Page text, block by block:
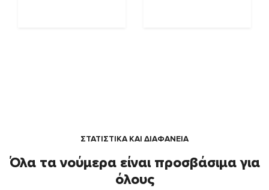
ΣΤΑΤΙΣΤΙΚΑ ΚΑΙ ΔΙΑΦΑΝΕΙΑ
Όλα τα νούμερα είναι προσβάσιμα για
όλους